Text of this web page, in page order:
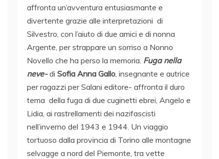
affronta un’avventura entusiasmante e
divertente grazie alle interpretazioni di
Silvestro, con l’aiuto di due amici e di nonna
Argente, per strappare un sorriso a Nonno
Novello che ha perso la memoria. Fuga nella
neve-di Sofia Anna Gallo, insegnante e autrice
per ragazzi per Salani editore- affronta il duro
tema della fuga di due cuginetti ebrei, Angelo e
Lidia, ai rastrellamenti dei nazifascisti
nell’inverno del 1943 e 1944. Un viaggio
tortuoso dalla provincia di Torino alle montagne
selvagge a nord del Piemonte, tra vette